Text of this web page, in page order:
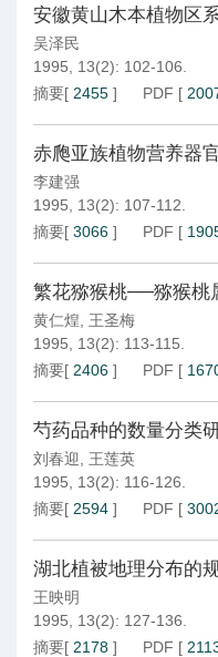
安徽黄山木本植物区
吴泽民
1995, 13(2): 102-106.
摘要[ 2455 ] PDF [
赤爮亚族植物营养器
李建强
1995, 13(2): 107-112.
摘要[ 3066 ] PDF [
繁花猕猴桃──猕猴桃
黄仁煌
王圣梅
1995, 13(2): 113-115.
摘要[ 2406 ] PDF [
芍药品种的数量分类
刘春迎
王莲英
1995, 13(2): 116-126.
摘要[ 2594 ] PDF [
湖北植被地理分布的
王映明
1995, 13(2): 127-136.
摘要[ 2178 ] PDF [